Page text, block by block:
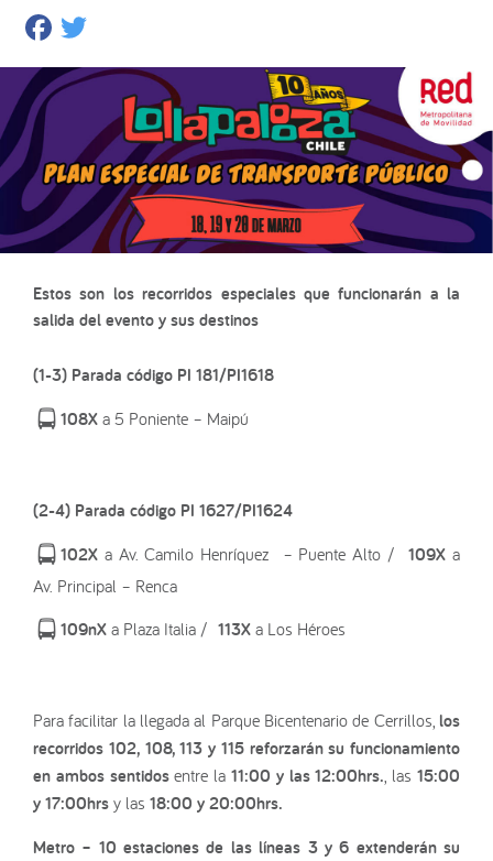
Facebook
Estos son los recorridos especiales que funcionarán a la
salida del evento y sus destinos
(1-3) Parada código PI 181/PI1618
108X a 5 Poniente – Maipú
(2-4) Parada código PI 1627/PI1624
102X a Av. Camilo Henríquez – Puente Alto /109X a
Av. Principal – Renca
109nX a Plaza Italia / 113X a Los Héroes
Para facilitar la llegada al Parque Bicentenario de Cerrillos, los
recorridos 102, 108, 113 y 115 reforzarán su funcionamiento
en ambos sentidosentre la11:00 y las 12:00hrs., las15:00
y 17:00hrs y las 18:00 y 20:00hrs.
Metro – 10 estaciones de las líneas 3 y 6 extenderán su